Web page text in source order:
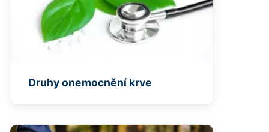
Druhy onemocnění krve